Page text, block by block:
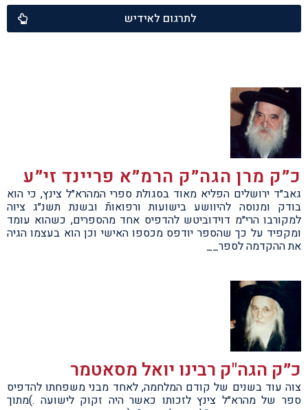
לתרגום לאידיש
כ״ק מרן הגה״ק הרמ״א פריינד זי״ע
גאב״ד ירושלים הפליא מאוד בסגולת ספרי המהרא״ל צינץ, כי הוא
בודק ומנוסה להיוושע בישועות ורפואותֿ ובשנת תשנ״ג ציוה
למקורבו הרי״מ דוידוביטש להדפיס אחד מהספרים, כשהוא עומד
ומקפיד על כך שהספר יודפס מכספו האישי וכן הוא בעצמו הגיה
את ההקדמה לספר__
כ״ק הגה"ק רבינו יואל מסאטמר
צוה עוד בשנים של קודם המלחמה, לאחד מבני משפחתו להדפיס
ספר של מהרא״ל צינץ לזכותו כאשר היה זקוק לישועה .)מתוך